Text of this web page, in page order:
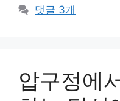
리
그
댓글 3개
압구정에